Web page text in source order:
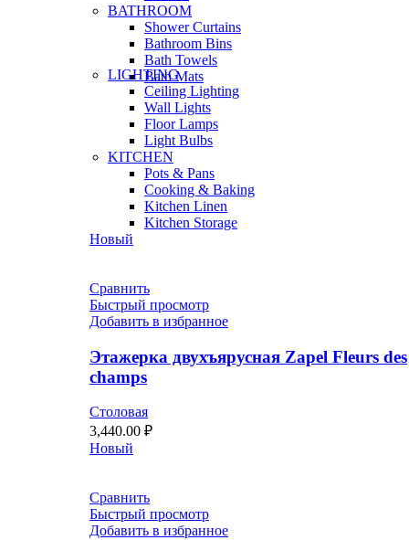
BATHROOM
Shower Curtains
Bathroom Bins
Bath Towels
Bath Mats
LIGHTING
Ceiling Lighting
Wall Lights
Floor Lamps
Light Bulbs
KITCHEN
Pots & Pans
Cooking & Baking
Kitchen Linen
Kitchen Storage
Новый
Сравнить
Быстрый просмотр
Добавить в избранное
Этажерка двухъярусная Zapel Fleurs des
champs
Столовая
3,440.00 ₽
Новый
Сравнить
Быстрый просмотр
Добавить в избранное